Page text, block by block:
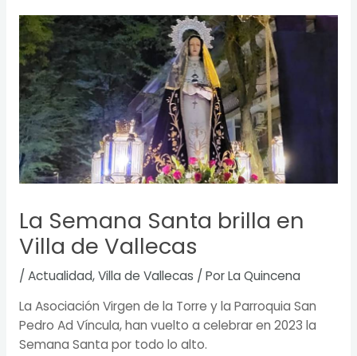
o
k
r
La Semana Santa brilla en
Villa de Vallecas
/ Actualidad,Villa de Vallecas / PorLa Quincena
La Asociación Virgen de la Torre y la Parroquia San
Pedro Ad Víncula, han vuelto a celebrar en 2023 la
Semana Santa por todo lo alto.